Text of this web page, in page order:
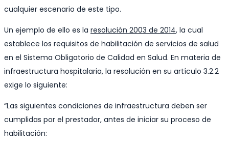
cualquier escenario de este tipo.
Un ejemplo de ello es la resolución 2003 de 2014, la cual
establece los requisitos de habilitación de servicios de salud
en el Sistema Obligatorio de Calidad en Salud. En materia de
infraestructura hospitalaria, la resolución en su artículo 3.2.2
exige lo siguiente:
“Las siguientes condiciones de infraestructura deben ser
cumplidas por el prestador, antes de iniciar su proceso de
habilitación: